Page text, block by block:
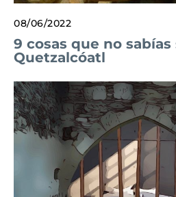
08/06/2022
9 cosas que no sabías
Quetzalcóatl